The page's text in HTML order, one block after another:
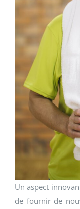
Un aspect
de fournir de